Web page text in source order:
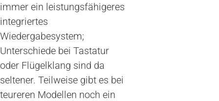
immer ein leistungsfähigeres
integriertes
Wiedergabesystem;
Unterschiede bei Tastatur
oder Flügelklang sind da
seltener. Teilweise gibt es bei
teureren Modellen noch ein